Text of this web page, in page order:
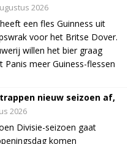
2026
een fles Guinness uit
voor het Britse Dover.
willen het bier graag
meer Guiness-flessen
nieuw seizoen af,
2026
Divisie-seizoen gaat
komen